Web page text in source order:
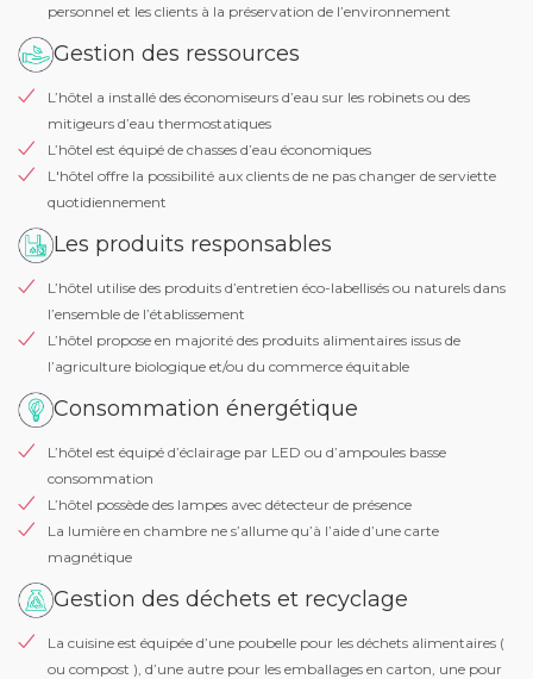
personnel et les clients à la préservation de l’environnement
Gestion des ressources
L’hôtel a installé des économiseurs d’eau sur les robinets ou des
mitigeurs d’eau thermostatiques
L’hôtel est équipé de chasses d’eau économiques
L'hôtel offre la possibilité aux clients de ne pas changer de serviette
quotidiennement
Les produits responsables
L’hôtel utilise des produits d’entretien éco-labellisés ou naturels dans
l’ensemble de l’établissement
L’hôtel propose en majorité des produits alimentaires issus de
l’agriculture biologique et/ou du commerce équitable
Consommation énergétique
L’hôtel est équipé d’éclairage par LED ou d’ampoules basse
consommation
L’hôtel possède des lampes avec détecteur de présence
La lumière en chambre ne s’allume qu’à l’aide d’une carte
magnétique
Gestion des déchets et recyclage
La cuisine est équipée d’une poubelle pour les déchets alimentaires (
ou compost ), d’une autre pour les emballages en carton, une pour